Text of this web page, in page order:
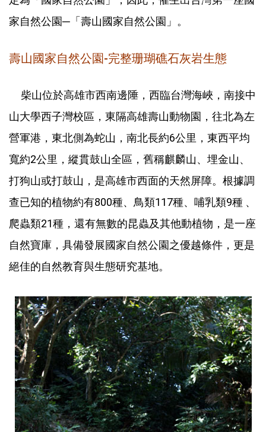
家自然公園─「壽山國家自然公園」。
壽山國家自然公園-完整珊瑚礁石灰岩生態
柴山位於高雄市西南邊陲，西臨台灣海峽，南接中
山大學西子灣校區，東隔高雄壽山動物園，往北為左
營軍港，東北側為蛇山，南北長約6公里，東西平均
寬約2公里，縱貫鼓山全區，舊稱麒麟山、埋金山、
打狗山或打鼓山，是高雄市西面的天然屏障。根據調
查已知的植物約有800種、鳥類117種、哺乳類9種 、
爬蟲類21種，還有無數的昆蟲及其他動植物，是一座
自然寶庫，具備發展國家自然公園之優越條件，更是
絕佳的自然教育與生態研究基地。